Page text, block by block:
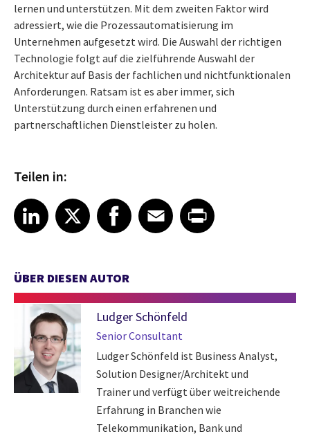
lernen und unterstützen. Mit dem zweiten Faktor wird
adressiert, wie die Prozessautomatisierung im
Unternehmen aufgesetzt wird. Die Auswahl der richtigen
Technologie folgt auf die zielführende Auswahl der
Architektur auf Basis der fachlichen und nichtfunktionalen
Anforderungen. Ratsam ist es aber immer, sich
Unterstützung durch einen erfahrenen und
partnerschaftlichen Dienstleister zu holen.
Teilen in:
Share article on LinkedIn
LinkedIn
Share article on XShare article on Facebook
Facebook
Share article on Email
EmailShare article on Print
ÜBER DIESEN AUTOR
Ludger Schönfeld
Senior Consultant
Ludger Schönfeld ist Business Analyst,
Solution Designer/Architekt und
Trainer und verfügt über weitreichende
Erfahrung in Branchen wie
Telekommunikation, Bank und